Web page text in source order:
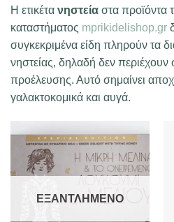
Η ετικέτα νηστεία στα προϊόντα
καταστήματος mprikidelishop.gr
συγκεκριμένα είδη πληρούν τα
νηστείας, δηλαδή δεν περιέχουν
προέλευσης. Αυτό σημαίνει
γαλακτοκομικά και αυγά.
ΕΞΑΝΤΛΗΜΈΝΟ